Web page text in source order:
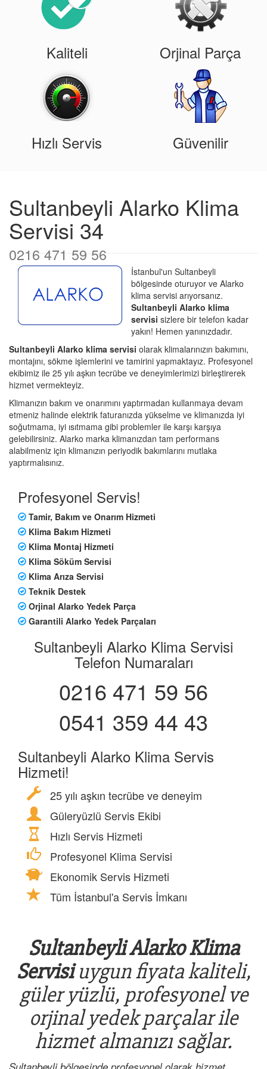
Kaliteli Orjinal Parça
Hızlı Servis Güvenilir
Sultanbeyli Alarko Klima
Servisi 34
0216 471 59 56
İstanbul'un Sultanbeyli
bölgesinde oturuyor ve Alarko
klima servisi arıyorsanız.
Sultanbeyli Alarko klima
servisi sizlere bir telefon kadar
yakın! Hemen yanınızdadır.
Sultanbeyli Alarko klima servisi olarak klimalarınızın bakımını,
montajını, sökme işlemlerini ve tamirini yapmaktayız. Profesyonel
ekibimiz ile 25 yılı aşkın tecrübe ve deneyimlerimizi birleştirerek
hizmet vermekteyiz.
Klimanızın bakım ve onarımını yaptırmadan kullanmaya devam
etmeniz halinde elektrik faturanızda yükselme ve klimanızda iyi
soğutmama, iyi ısıtmama gibi problemler ile karşı karşıya
gelebilirsiniz. Alarko marka klimanızdan tam performans
alabilmeniz için klimanızın periyodik bakımlarını mutlaka
yaptırmalısınız.
Profesyonel Servis!
Tamir, Bakım ve Onarım Hizmeti
Klima Bakım Hizmeti
Klima Montaj Hizmeti
Klima Söküm Servisi
Klima Arıza Servisi
Teknik Destek
Orjinal Alarko Yedek Parça
Garantili Alarko Yedek Parçaları
Sultanbeyli Alarko Klima Servisi
Telefon Numaraları
0216 471 59 56
0541 359 44 43
Sultanbeyli Alarko Klima Servis
Hizmeti!
25 yılı aşkın tecrübe ve deneyim
Güleryüzlü Servis Ekibi
Hızlı Servis Hizmeti
Profesyonel Klima Servisi
Ekonomik Servis Hizmeti
Tüm İstanbul'a Servis İmkanı
Sultanbeyli Alarko Klima
Servisiuygun fiyata kaliteli,
güler yüzlü, profesyonel ve
orjinal yedek parçalar ile
hizmet almanızı sağlar.